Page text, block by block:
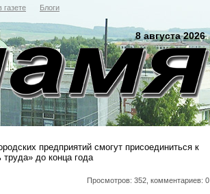
газете Блоги
8 августа 2026
предприятий смогут присоединиться к
труда» до конца года
Просмотров: 352, комментариев: 0